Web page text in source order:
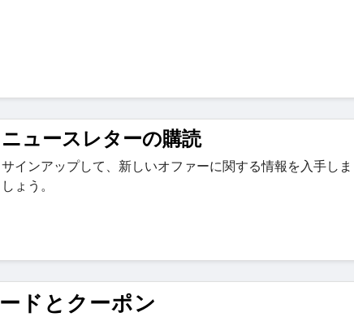
ニュースレターの購読
サインアップして、新しいオファーに関する情報を入手しま
しょう。
ドとクーポン